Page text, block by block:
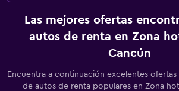
Las mejores ofertas
autos de renta en Zona
Cancún
Encuentra a continuación excelentes
de autos de renta populares en Zona